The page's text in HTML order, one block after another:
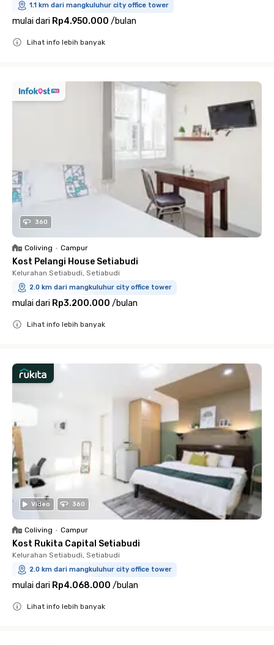
1.1 km dari mangkuluhur city office tower
mulai dari Rp4.950.000 /bulan
Lihat info lebih banyak
360
Coliving • Campur
Kost Pelangi House Setiabudi
Kelurahan Setiabudi, Setiabudi
2.0 km dari mangkuluhur city office tower
mulai dari Rp3.200.000 /bulan
Lihat info lebih banyak
Video 360
Coliving • Campur
Kost Rukita Capital Setiabudi
Kelurahan Setiabudi, Setiabudi
2.0 km dari mangkuluhur city office tower
mulai dari Rp4.068.000 /bulan
Lihat info lebih banyak